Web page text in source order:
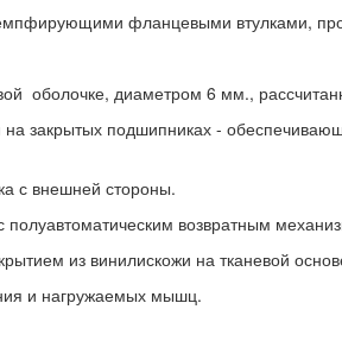
фланцевыми втулками,
оболочке, диаметром 6 мм.,
закрытых подшипниках -
с внешней стороны.
возвратным
из винилискожи на тканевой
и нагружаемых мышц.